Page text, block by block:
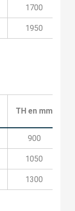
1700
1950
TH en mm
900
1050
1300